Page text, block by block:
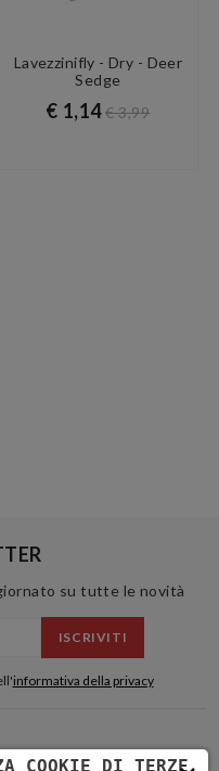
Lavezzinifly - Dry - Deer
Sedge
€ 1,14€ 3,99
su tutte le novità
ISCRIVITI
informativa della privacy
COOKIE DI TERZE